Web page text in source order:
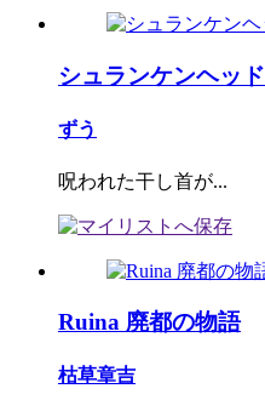
シュランケンヘッド
ずう
呪われた干し首が...
Ruina 廃都の物語
枯草章吉